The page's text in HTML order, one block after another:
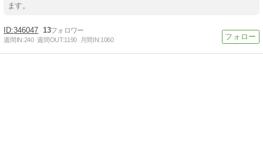
ます。
346047 13
週間IN:240 週間OUT:1190 月間IN:1060